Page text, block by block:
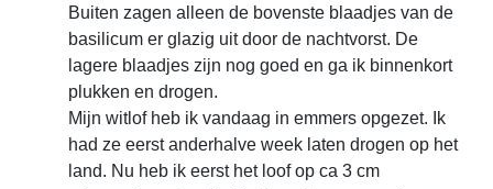
Buiten zagen alleen de bovenste blaadjes van de
basilicum er glazig uit door de nachtvorst. De
lagere blaadjes zijn nog goed en ga ik binnenkort
plukken en drogen.
Mijn witlof heb ik vandaag in emmers opgezet. Ik
had ze eerst anderhalve week laten drogen op het
land. Nu heb ik eerst het loof op ca 3 cm